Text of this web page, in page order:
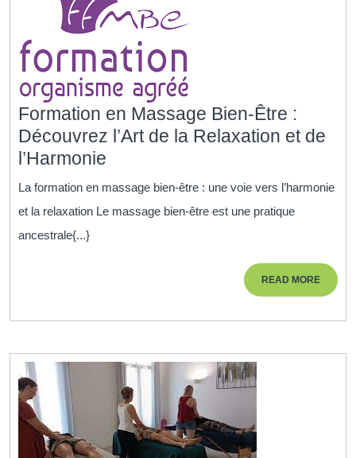
Formation en Massage Bien-Être :
Découvrez l’Art de la Relaxation et de
l’Harmonie
Massage
la
Relaxation
et
de
l’Harmonie
La formation en massage bien-être : une voie vers l’harmonie
et la relaxation Le massage bien-être est une pratique
ancestrale{...}
READ MOREREAD
MORE